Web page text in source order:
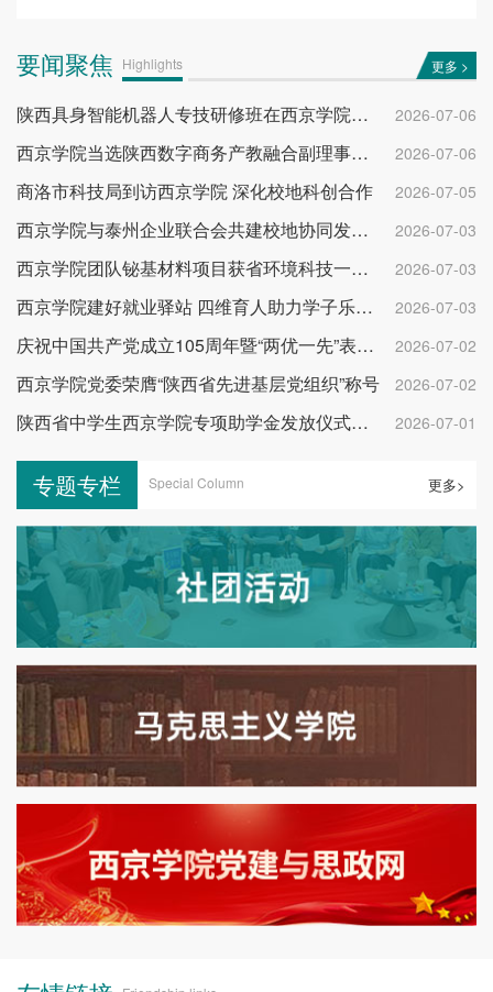
要闻聚焦 Highlights 更多 >
陕西具身智能机器人专技研修班在西京学院开班 2026-07-06
西京学院当选陕西数字商务产教融合副理事长单位 2026-07-06
商洛市科技局到访西京学院 深化校地科创合作 2026-07-05
西京学院与泰州企业联合会共建校地协同发展平台 2026-07-03
西京学院团队铋基材料项目获省环境科技一等奖 2026-07-03
西京学院建好就业驿站 四维育人助力学子乐业成才 2026-07-03
庆祝中国共产党成立105周年暨“两优一先”表彰大会举行 2026-07-02
西京学院党委荣膺“陕西省先进基层党组织”称号 2026-07-02
陕西省中学生西京学院专项助学金发放仪式举行 2026-07-01
专题专栏 Special Column 更多>